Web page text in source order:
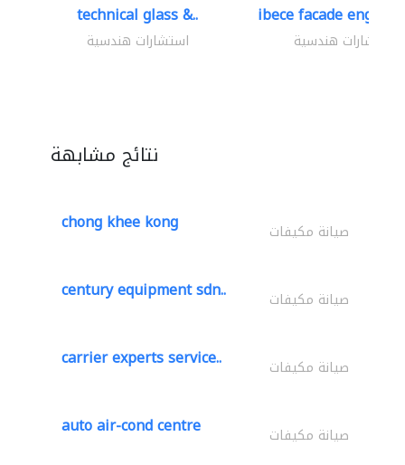
technical glass &..
استشارات هندسية
ibece facade
استشارات هندسية
نتائج مشابهة
chong khee kong صيانة مكيفات
century equipment sdn.. صيانة مكيفات
carrier experts service.. صيانة مكيفات
auto air-cond centre صيانة مكيفات